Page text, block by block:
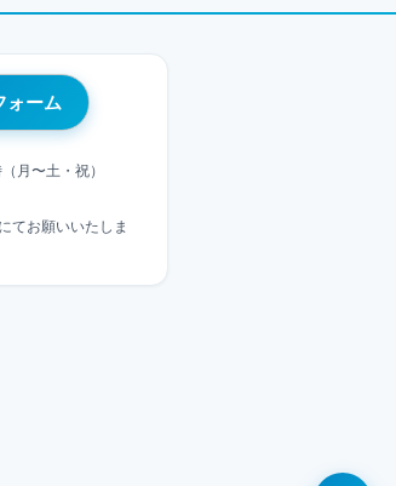
ォーム
月〜土・祝）
てお願いいたしま